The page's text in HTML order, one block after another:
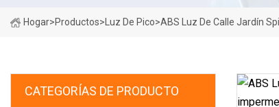
Hogar>Productos> Luz De Pico>ABS Luz De Calle Jardín
CATEGORÍAS DE PRODUCTO